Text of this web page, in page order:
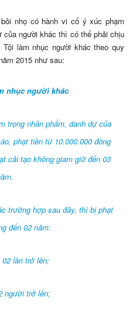
nhọ có hành vi cố ý xúc phạm
của người khác thì có thể phải chịu
làm nhục người khác theo quy
2015 như sau:
nhục người khác
trọng nhân phẩm, danh dự của
phạt tiền từ 10.000.000 đồng
cải tạo không giam giữ đến 03
trường hợp sau đây, thì bị phạt
đến 02 năm:
lần trở lên;
người trở lên;